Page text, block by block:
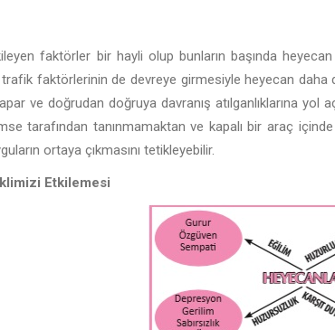
faktörler bir hayli olup bunların başında
faktörlerinin de devreye girmesiyle heyecan daha
ve doğrudan doğruya davranış atılganlıklarına
tarafından tanınmamaktan ve kapalı bir araç
ortaya çıkmasını tetikleyebilir.
Etkilemesi